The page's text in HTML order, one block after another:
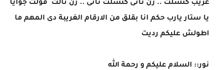
غريب كنسلت .. رن تانى كنسلت تانى .. رن تالت قولت جوايا
يا ستار يارب حكم انا بقلق من الارقام الغريبة دى المهم ما
اطولش عليكم رديت
نور:: السلام عليكم و رحمة الله